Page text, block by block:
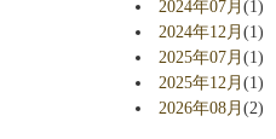
2024年07月(1)
2024年12月(1)
2025年07月(1)
2025年12月(1)
2026年08月(2)